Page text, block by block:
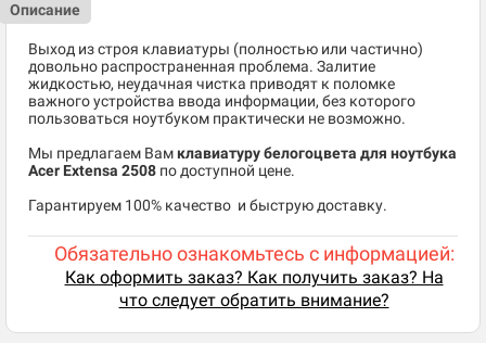
Описание
Выход из строя клавиатуры (полностью или частично)
довольно распространенная проблема. Залитие
жидкостью, неудачная чистка приводят к поломке
важного устройства ввода информации, без которого
пользоваться ноутбуком практически не возможно.
Мы предлагаем Вам клавиатуру белогоцвета для ноутбука
Acer Extensa 2508 по доступной цене.
​Гарантируем 100% качество и быструю доставку.
Обязательно ознакомьтесь с информацией:
Как оформить заказ? Как получить заказ? На
что следует обратить внимание?